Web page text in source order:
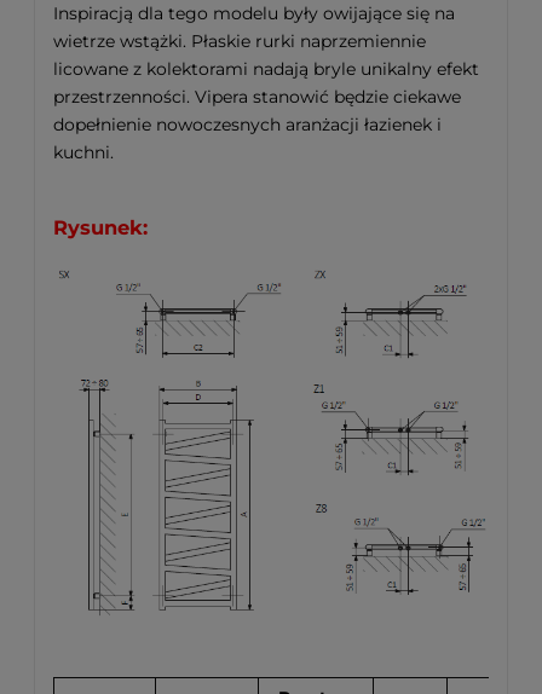
Inspiracją dla tego modelu były owijające się na
wietrze wstążki. Płaskie rurki naprzemiennie
licowane z kolektorami nadają bryle unikalny efekt
przestrzenności. Vipera stanowić będzie ciekawe
dopełnienie nowoczesnych aranżacji łazienek i
kuchni.
Rysunek: